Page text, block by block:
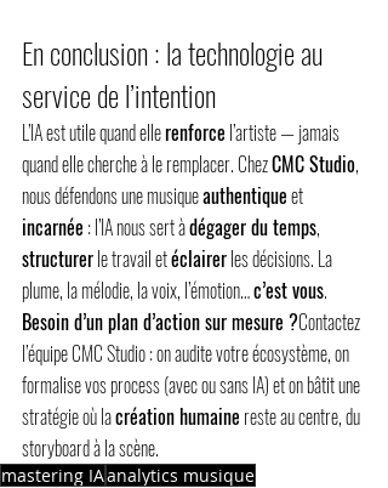
En conclusion : la technologie au
service de l’intention
L’IA est utile quand elle renforce l’artiste — jamais
quand elle cherche à le remplacer. Chez CMC Studio,
nous défendons une musique authentique et
incarnée : l’IA nous sert à dégager du temps,
structurer le travail et éclairer les décisions. La
plume, la mélodie, la voix, l’émotion… c’est vous.
Besoin d’un plan d’action sur mesure ?Contactez
l’équipe CMC Studio : on audite votre écosystème, on
formalise vos process (avec ou sans IA) et on bâtit une
stratégie où la création humaine reste au centre, du
storyboard à la scène.
mastering IAanalytics musique